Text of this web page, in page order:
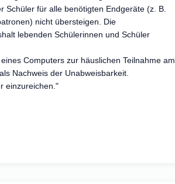
für alle benötigten Endgeräte (z. B.
nicht übersteigen. Die
lebenden Schülerinnen und Schüler
Computers zur häuslichen Teilnahme am
Nachweis der Unabweisbarkeit.
einzureichen."